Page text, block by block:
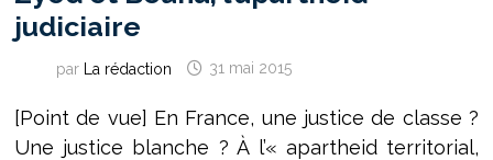
judiciaire
par La rédaction 31 mai 2015
[Point de vue] En France, une justice de classe ?
Une justice blanche ? À l’« apartheid territorial,